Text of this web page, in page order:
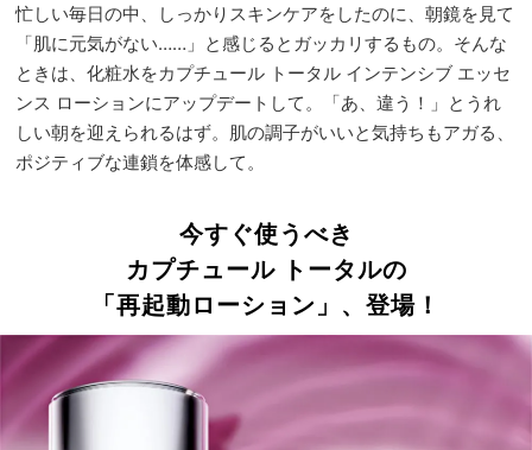
忙しい毎日の中、しっかりスキンケアをしたのに、朝鏡を見て
「肌に元気がない……」と感じるとガッカリするもの。そんな
ときは、化粧水をカプチュール トータル インテンシブ エッセ
ンス ローションにアップデートして。「あ、違う！」とうれ
しい朝を迎えられるはず。肌の調子がいいと気持ちもアガる、
ポジティブな連鎖を体感して。
今すぐ使うべき
カプチュール トータルの
「再起動ローション」、登場！